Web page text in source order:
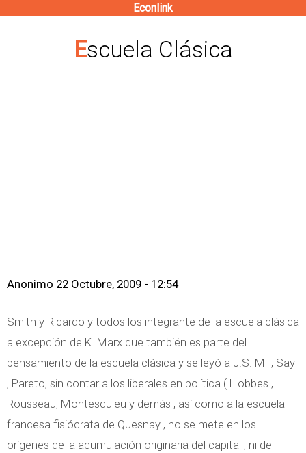
contenido
Econlink
Escuela Clásica
Anonimo 22 Octubre, 2009 - 12:54
Smith y Ricardo y todos los integrante de la escuela clásica
a excepción de K. Marx que también es parte del
pensamiento de la escuela clásica y se leyó a J.S. Mill, Say
, Pareto, sin contar a los liberales en política ( Hobbes ,
Rousseau, Montesquieu y demás , así como a la escuela
francesa fisiócrata de Quesnay , no se mete en los
orígenes de la acumulación originaria del capital , ni del